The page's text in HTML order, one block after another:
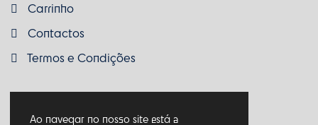
Ao navegar no nosso site está a
Carrinho
Contactos
Termos e Condições